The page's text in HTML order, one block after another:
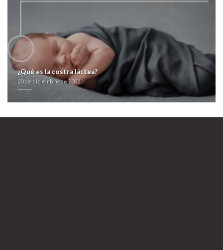
¿Qué es la costra láctea?
20 de diciembre de 2022